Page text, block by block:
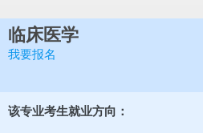
临床医学
我要报名
该专业考生就业方向：